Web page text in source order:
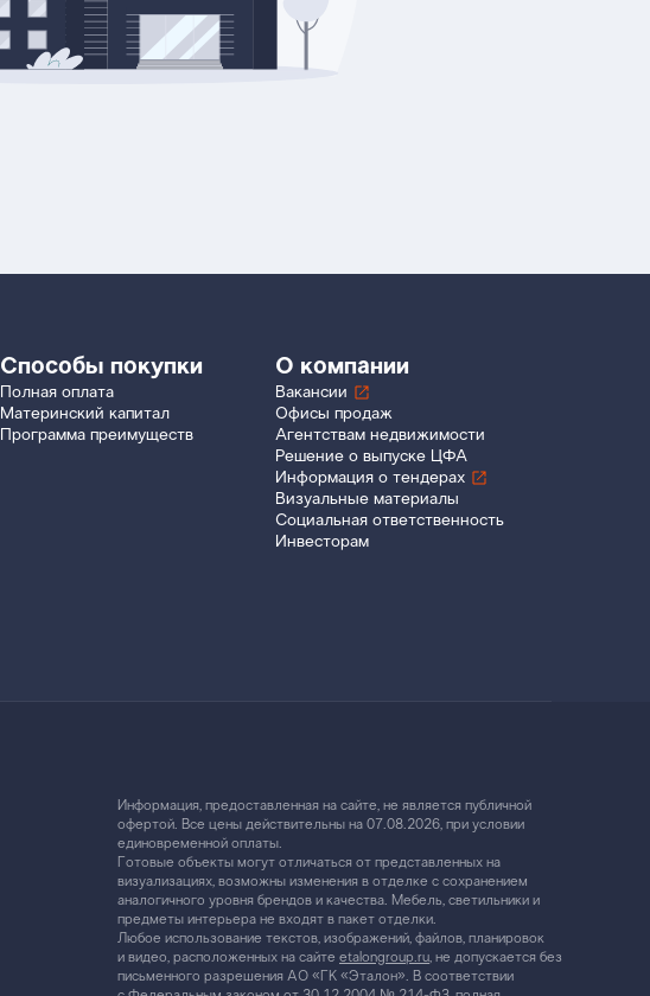
Способы покупки
Полная оплата
Материнский капитал
Программа преимуществ
О компании
Вакансии
Офисы продаж
Агентствам недвижимости
Решение о выпуске ЦФА
Информация о тендерах
Визуальные материалы
Социальная ответственность
Инвесторам
Информация, предоставленная на сайте, не является публичной
офертой. Все цены действительны на 07.08.2026, при условии
единовременной оплаты.
Готовые объекты могут отличаться от представленных на
визуализациях, возможны изменения в отделке с сохранением
аналогичного уровня брендов и качества. Мебель, светильники и
предметы интерьера не входят в пакет отделки.
Любое использование текстов, изображений, файлов, планировок
и видео, расположенных на сайте etalongroup.ru, не допускается без
письменного разрешения АО «ГК «Эталон». В соответствии